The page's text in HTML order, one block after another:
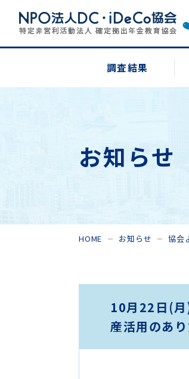
調査結果
お知らせ
HOME お知らせ 協会
10月22日(
産活用のあ